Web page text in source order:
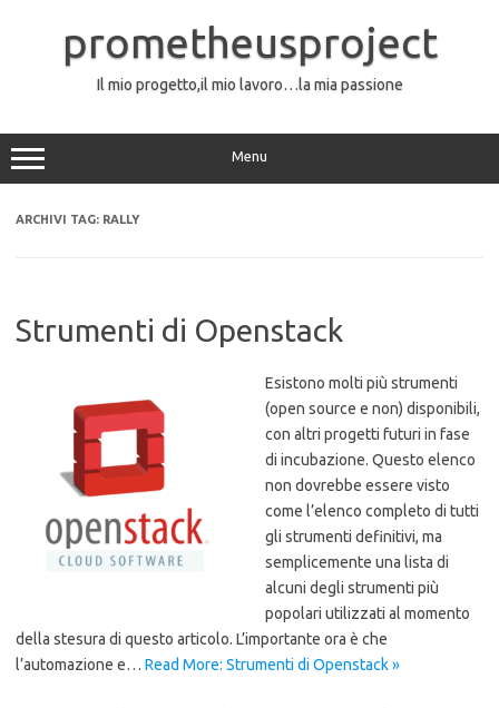
contenutoprometheusproject
Il mio progetto,il mio lavoro…la mia passione
Menu
ARCHIVI TAG: RALLY
Strumenti di Openstack
Esistono molti più strumenti
(open source e non) disponibili,
con altri progetti futuri in fase
di incubazione. Questo elenco
non dovrebbe essere visto
come l’elenco completo di tutti
gli strumenti definitivi, ma
semplicemente una lista di
alcuni degli strumenti più
popolari utilizzati al momento
della stesura di questo articolo. L’importante ora è che
l’automazione e… Read More: Strumenti di Openstack »